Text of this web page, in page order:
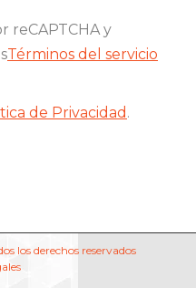
reCAPTCHA y
Términos del servicio
de Privacidad .
los derechos reservados